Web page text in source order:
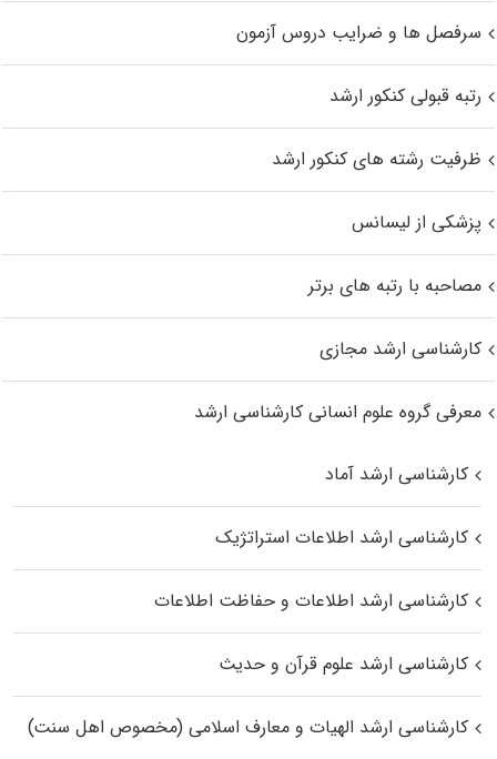
سرفصل ها و ضرایب دروس آزمون
رتبه قبولی کنکور ارشد
ظرفیت رشته های کنکور ارشد
پزشکی از لیسانس
مصاحبه با رتبه های برتر
کارشناسی ارشد مجازی
معرفی گروه علوم انسانی کارشناسی ارشد
کارشناسی ارشد آماد
کارشناسی ارشد اطلاعات استراتژیک
کارشناسی ارشد اطلاعات و حفاظت اطلاعات
کارشناسی ارشد علوم قرآن و حدیث
کارشناسی ارشد الهیات و معارف اسلامی (مخصوص اهل سنت)